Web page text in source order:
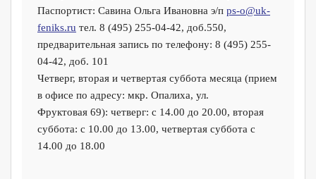
Паспортист: Савина Ольга Ивановна э/п ps-o@uk-
feniks.ru тел. 8 (495) 255-04-42, доб.550,
предварительная запись по телефону: 8 (495) 255-
04-42, доб. 101
Четверг, вторая и четвертая суббота месяца (прием
в офисе по адресу: мкр. Опалиха, ул.
Фруктовая 69): четверг: с 14.00 до 20.00, вторая
суббота: с 10.00 до 13.00, четвертая суббота с
14.00 до 18.00